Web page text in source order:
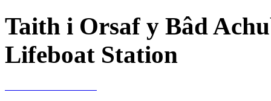
Taith i Orsaf y Bâd
Lifeboat Station